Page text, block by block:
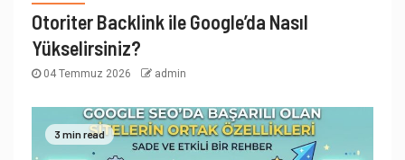
Otoriter Backlink ile Google’da Nasıl
Yükselirsiniz?
04 Temmuz 2026 admin
3 min read